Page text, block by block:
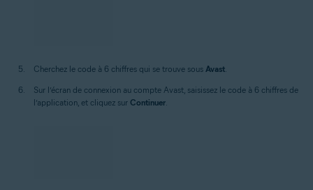
Cherchez le code à 6 chiffres qui se trouve sous Avast
Sur l’écran de connexion au compte Avast, saisissez le code à 6 chiffres de
l’application, et cliquez sur Continuer